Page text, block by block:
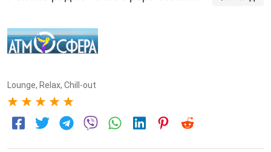
Lounge, Relax, Chill-out